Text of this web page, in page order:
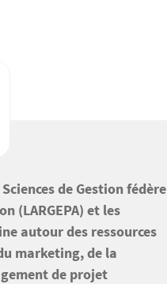
de Gestion fédère
(LARGEPA) et les
autour des ressources
marketing, de la
de projet